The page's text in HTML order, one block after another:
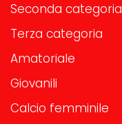
Seconda categoria
Terza categoria
Amatoriale
Giovanili
Calcio femminile